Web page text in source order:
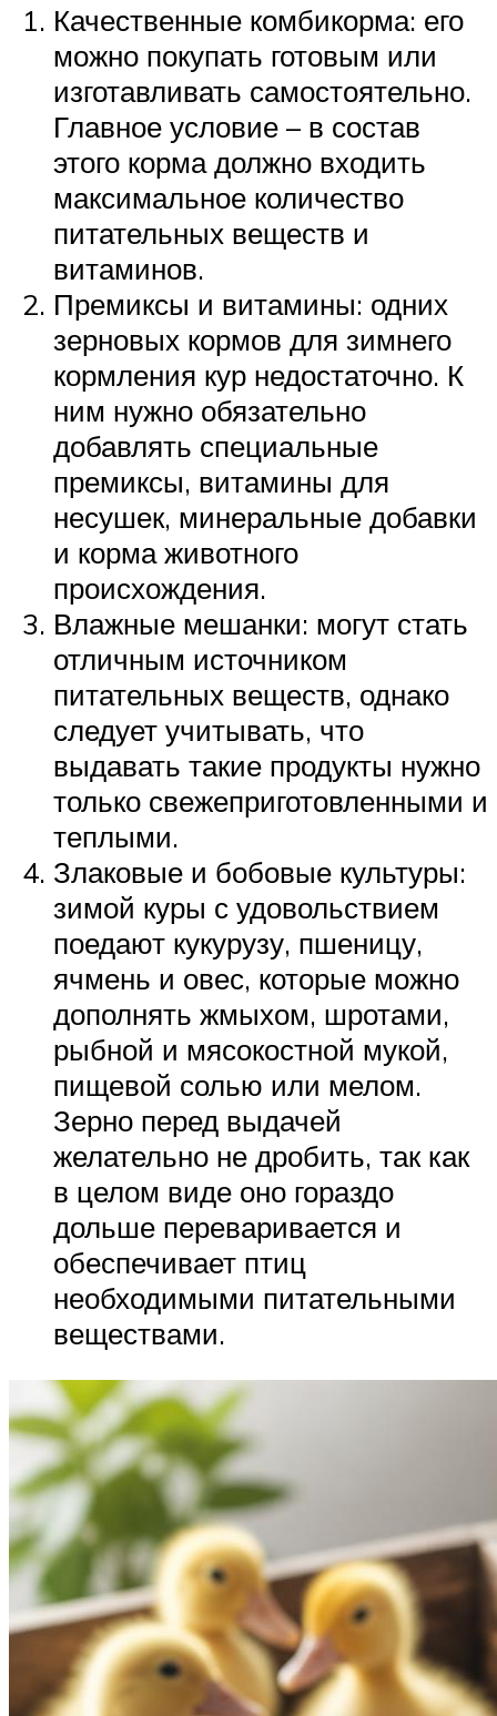
Качественные комбикорма: его
можно покупать готовым или
изготавливать самостоятельно.
Главное условие – в состав
этого корма должно входить
максимальное количество
питательных веществ и
витаминов.
Премиксы и витамины: одних
зерновых кормов для зимнего
кормления кур недостаточно. К
ним нужно обязательно
добавлять специальные
премиксы, витамины для
несушек, минеральные добавки
и корма животного
происхождения.
Влажные мешанки: могут стать
отличным источником
питательных веществ, однако
следует учитывать, что
выдавать такие продукты нужно
только свежеприготовленными и
теплыми.
Злаковые и бобовые культуры:
зимой куры с удовольствием
поедают кукурузу, пшеницу,
ячмень и овес, которые можно
дополнять жмыхом, шротами,
рыбной и мясокостной мукой,
пищевой солью или мелом.
Зерно перед выдачей
желательно не дробить, так как
в целом виде оно гораздо
дольше переваривается и
обеспечивает птиц
необходимыми питательными
веществами.